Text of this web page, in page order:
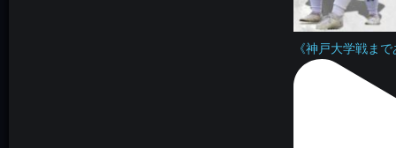
《神戸大学戦ま